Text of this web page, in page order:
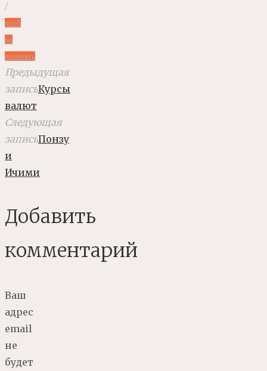
/
чтоб
не
потерять
Предыдущая
записьКурсы
валют
Следующая
записьПонзу
и
Ичими
Добавить
комментарий
Ваш
адрес
email
не
будет